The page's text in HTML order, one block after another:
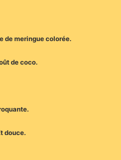
de meringue colorée.
de coco.
douce.